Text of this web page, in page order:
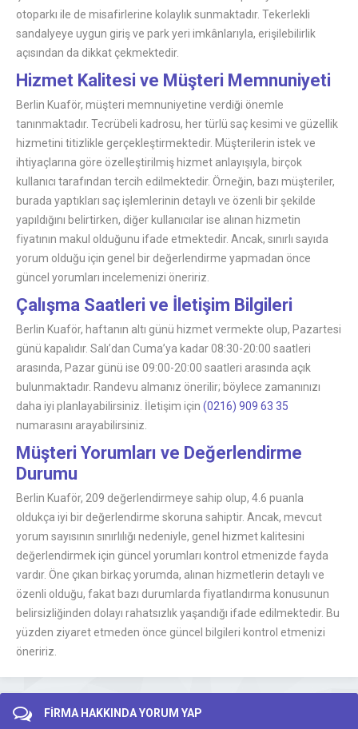
otoparkı ile de misafirlerine kolaylık sunmaktadır. Tekerlekli
sandalyeye uygun giriş ve park yeri imkânlarıyla, erişilebilirlik
açısından da dikkat çekmektedir.
Hizmet Kalitesi ve Müşteri Memnuniyeti
Berlin Kuaför, müşteri memnuniyetine verdiği önemle
tanınmaktadır. Tecrübeli kadrosu, her türlü saç kesimi ve güzellik
hizmetini titizlikle gerçekleştirmektedir. Müşterilerin istek ve
ihtiyaçlarına göre özelleştirilmiş hizmet anlayışıyla, birçok
kullanıcı tarafından tercih edilmektedir. Örneğin, bazı müşteriler,
burada yaptıkları saç işlemlerinin detaylı ve özenli bir şekilde
yapıldığını belirtirken, diğer kullanıcılar ise alınan hizmetin
fiyatının makul olduğunu ifade etmektedir. Ancak, sınırlı sayıda
yorum olduğu için genel bir değerlendirme yapmadan önce
güncel yorumları incelemenizi öneririz.
Çalışma Saatleri ve İletişim Bilgileri
Berlin Kuaför, haftanın altı günü hizmet vermekte olup, Pazartesi
günü kapalıdır. Salı’dan Cuma’ya kadar 08:30-20:00 saatleri
arasında, Pazar günü ise 09:00-20:00 saatleri arasında açık
bulunmaktadır. Randevu almanız önerilir; böylece zamanınızı
daha iyi planlayabilirsiniz. İletişim için (0216) 909 63 35
numarasını arayabilirsiniz.
Müşteri Yorumları ve Değerlendirme
Durumu
Berlin Kuaför, 209 değerlendirmeye sahip olup, 4.6 puanla
oldukça iyi bir değerlendirme skoruna sahiptir. Ancak, mevcut
yorum sayısının sınırlılığı nedeniyle, genel hizmet kalitesini
değerlendirmek için güncel yorumları kontrol etmenizde fayda
vardır. Öne çıkan birkaç yorumda, alınan hizmetlerin detaylı ve
özenli olduğu, fakat bazı durumlarda fiyatlandırma konusunun
belirsizliğinden dolayı rahatsızlık yaşandığı ifade edilmektedir. Bu
yüzden ziyaret etmeden önce güncel bilgileri kontrol etmenizi
öneririz.
FİRMA HAKKINDA YORUM YAP